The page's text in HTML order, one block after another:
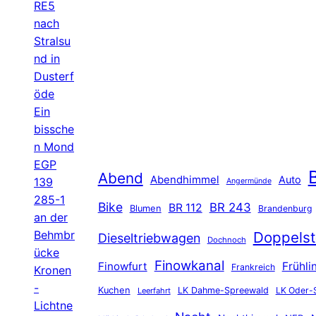
RE5
nach
Stralsu
nd in
Dusterf
öde
Ein
bissche
n Mond
EGP
139
285-1
an der
Behmbr
ücke
Kronen
-
Lichtne
Abend Abendhimmel Angermünde Auto
Bike Blumen BR 112 BR 243 Brandenburg
Dieseltriebwagen Dochnoch
Finowfurt Finowkanal Frankreich
Kuchen Leerfahrt LK Dahme-Spreewald LK Oder-